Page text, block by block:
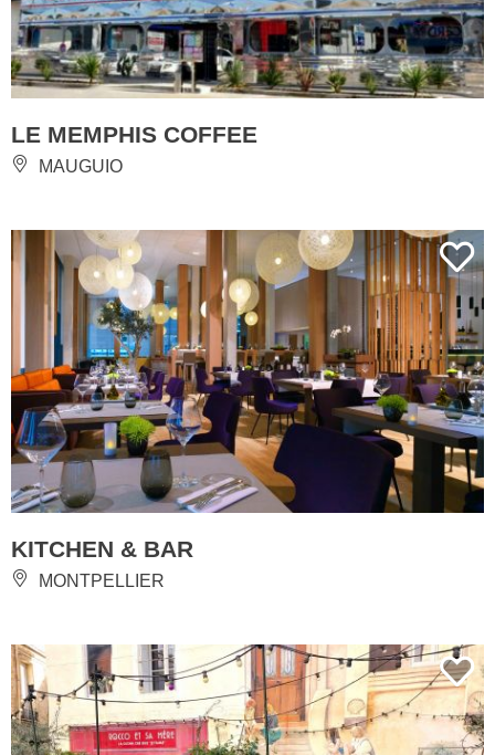
LE MEMPHIS COFFEE
MAUGUIO
KITCHEN & BAR
MONTPELLIER